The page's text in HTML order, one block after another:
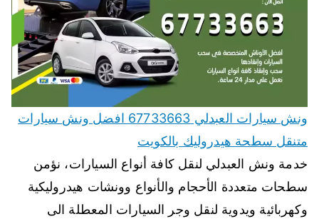
ونش سيارات العبدلي 67733663 افضل ونش سيارات
متنقل سطحة هيدروليك بالكويت
خدمة ونش العبدلي لنقل كافة أنواع السيارات، نؤمن
سطحات متعددة الأحجام والأنواع وونشات هيدروليكية
وكهربائية ويدوية لنقل وجر السيارات المعطلة الى